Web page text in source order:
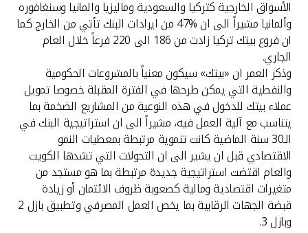
الأسواق الخارجية كتركيا والسعودية وماليزيا والمانيا وسنغافوره
وألمانيا مشيراً الى ان %47 من ايرادات البنك تأتي من الخارج كما
ان فروع بيتك تركيا زادت من 186 الى 220 فرعاً خلال العام
الجاري.
وذكر العمر ان «بيتك» سيكون معنياً بالمشروعات الحكومية
والنفطية التي يمكن طرحها في الفترة المقبلة خصوصا تمويل
عملاء بيتك للدخول في هذه النوعية من المشاريع الضخمة بما
يتناسب مع آلية العمل فيه، مشيراً الى ان استراتيجية البنك في
الـ30 سنة الماضية كانت تنموية مرتبطة بمعطيات النمو
الاقتصادي قبل ان يشير الى ان التحولات التي تشدها الكويت
والعام اقتضت استراتيجية جديدة مرتبطة بما هو مستجد من
متغيرات اقتصادية ومالية كصعوبة ظروف الائتمان أو زيادة
قبضة الجهات الرقابية بما يخص العمل المصرفي وتطبيق بازل 2
وبازل 3.